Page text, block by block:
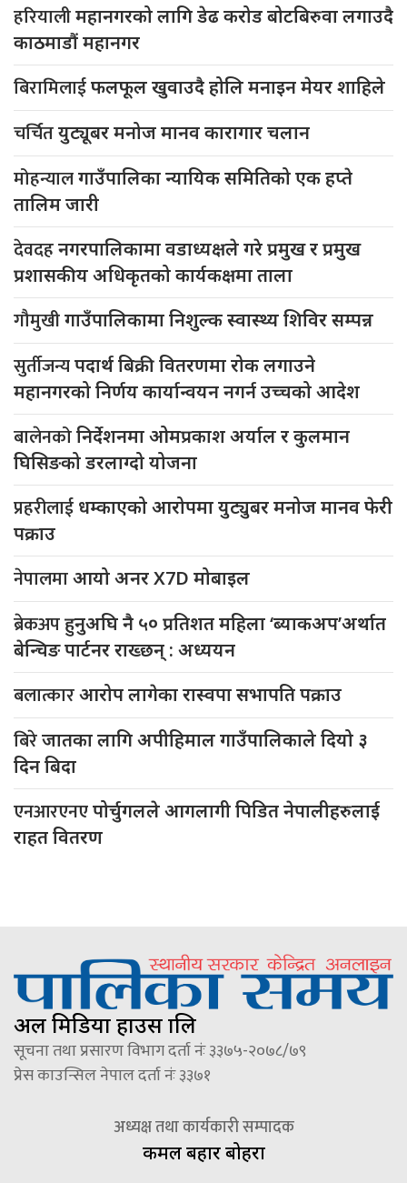
हरियालीमहानगरको लागि डेढ करोड बोटबिरुवा लगाउदै
काठमाडौं महानगर
बिरामिलाईफलफूल खुवाउदै होलि मनाइन मेयर शाहिले
चर्चितयुट्यूबर मनोज मानव कारागार चलान
मोहन्यालगाउँपालिका न्यायिक समितिको एक हप्ते
तालिम जारी
देवदहनगरपालिकामा वडाध्यक्षले गरे प्रमुख र प्रमुख
प्रशासकीय अधिकृतको कार्यकक्षमा ताला
गौमुखीगाउँपालिकामा निशुल्क स्वास्थ्य शिविर सम्पन्न
सुर्तीजन्यपदार्थ बिक्री वितरणमा रोक लगाउने
महानगरको निर्णय कार्यान्वयन नगर्न उच्चको आदेश
बालेनकोनिर्देशनमा ओमप्रकाश अर्याल र कुलमान
घिसिङको डरलाग्दो योजना
प्रहरीलाई धम्काएको आरोपमा युट्युबर मनोज मानव फेरी
पक्राउ
नेपालमाआयो अनर X7D मोबाइल
ब्रेकअपहुनुअघि नै ५० प्रतिशत महिला ‘ब्याकअप’अर्थात
बेन्चिङ पार्टनर राख्छन् : अध्ययन
बलात्कारआरोप लागेका रास्वपा सभापति पक्राउ
बिरेजातका लागि अपीहिमाल गाउँपालिकाले दियो ३
दिन बिदा
एनआरएनएपोर्चुगलले आगलागी पिडित नेपालीहरुलाई
राहत वितरण
अल मिडिया हाउस प्रालि
सूचना तथा प्रसारण विभाग दर्ता नंः ३३७५-२०७८/७९
प्रेस काउन्सिल नेपाल दर्ता नंः ३३७१
अध्यक्ष तथा कार्यकारी सम्पादक
कमल बहादुर बोहरा